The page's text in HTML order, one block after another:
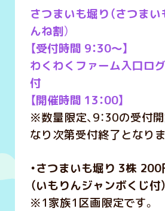
さつまいも堀り（さつま
んね割）
【受付時間 9：30～】
わくわくファーム入口ロ
付
【開催時間 13：00】
※数量限定、9：30の受付
なり次第受付終了となりま
・さつまいも堀り 3株 200
（いもりんジャンボくじ付）
※1家族1区画限定です。